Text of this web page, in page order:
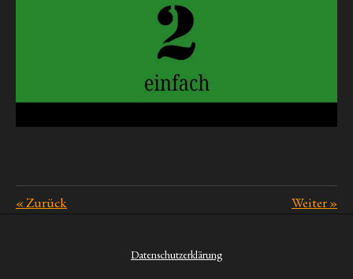
«Zurück Weiter»
Datenschutzerklärung